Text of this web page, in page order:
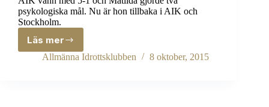
psykologiska mål. Nu är hon tillbaka i AIK och
Stockholm.
Läs merMatilda
Svenler
Allmänna Idrottsklubben 8 oktober, 2015